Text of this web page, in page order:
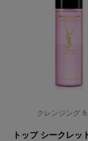
クレンジング
トップ シークレッ